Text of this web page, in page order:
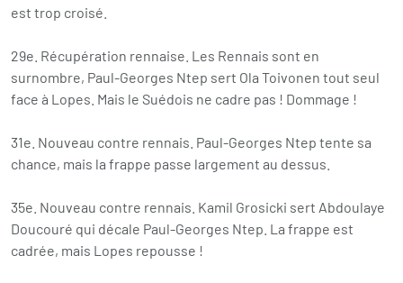
est trop croisé.
29e. Récupération rennaise. Les Rennais sont en
surnombre, Paul-Georges Ntep sert Ola Toivonen tout seul
face à Lopes. Mais le Suédois ne cadre pas ! Dommage !
31e. Nouveau contre rennais. Paul-Georges Ntep tente sa
chance, mais la frappe passe largement au dessus.
35e. Nouveau contre rennais. Kamil Grosicki sert Abdoulaye
Doucouré qui décale Paul-Georges Ntep. La frappe est
cadrée, mais Lopes repousse !